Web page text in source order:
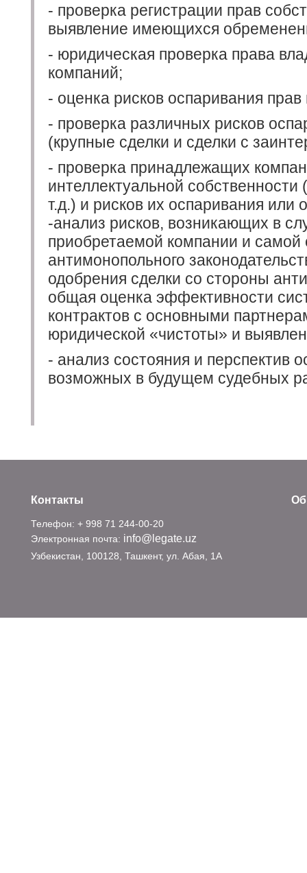
- проверка регистрации прав
выявление имеющихся
- юридическая проверка права
компаний;
- оценка рисков оспаривания
- проверка различных рисков
(крупные сделки и сделки с
- проверка принадлежащих
интеллектуальной
т.д.) и рисков их оспаривания или
-анализ рисков, возникающих в
приобретаемой компании и самой
антимонопольного
одобрения сделки со стороны
общая оценка эффективности
контрактов с основными
юридической «чистоты» и
- анализ состояния и перспектив
возможных в будущем судебных
Контакты
Телефон: + 998 71 244-00-20
Электронная почта: info@legate.uz
Узбекистан, 100128, Ташкент, ул. Абая, 1А